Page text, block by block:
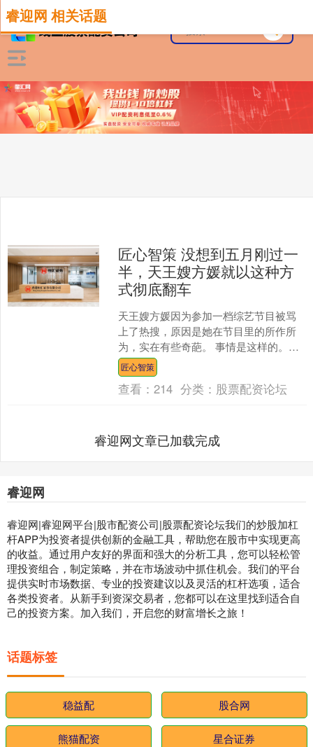
睿迎网 相关话题
匠心智策 没想到五月刚过一
半，天王嫂方媛就以这种方
式彻底翻车
天王嫂方媛因为参加一档综艺节目被骂
上了热搜，原因是她在节目里的所作所
为，实在有些奇葩。 事情是这样的。
《五十公里桃花坞6》开播了，第一期节
目果然又是综艺的老把....
匠心智策
查看：214 分类： 股票配资论坛
睿迎网文章已加载完成
睿迎网
睿迎网|睿迎网平台|股市配资公司|股票配资论坛我们的炒股加杠
杆APP为投资者提供创新的金融工具，帮助您在股市中实现更高
的收益。通过用户友好的界面和强大的分析工具，您可以轻松管
理投资组合，制定策略，并在市场波动中抓住机会。我们的平台
提供实时市场数据、专业的投资建议以及灵活的杠杆选项，适合
各类投资者。从新手到资深交易者，您都可以在这里找到适合自
己的投资方案。加入我们，开启您的财富增长之旅！
话题标签
稳益配 股合网
熊猫配资 星合证券